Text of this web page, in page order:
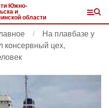
Южно-
и
области
На плавбазе у
консервный цех,